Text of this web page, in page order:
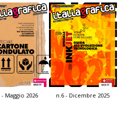
- Maggio 2026 n.6 - Dicembre 2025